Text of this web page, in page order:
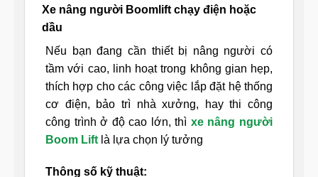
Xe nâng người Boomlift chạy điện hoặc
dầu
Nếu bạn đang cần thiết bị nâng người có
tầm với cao, linh hoạt trong không gian hẹp,
thích hợp cho các công việc lắp đặt hệ thống
cơ điện, bảo trì nhà xưởng, hay thi công
công trình ở độ cao lớn, thì xe nâng người
Boom Lift là lựa chọn lý tưởng
Thông số kỹ thuật: